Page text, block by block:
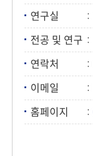
연구실
전공 및 연구
연락처
이메일
홈페이지